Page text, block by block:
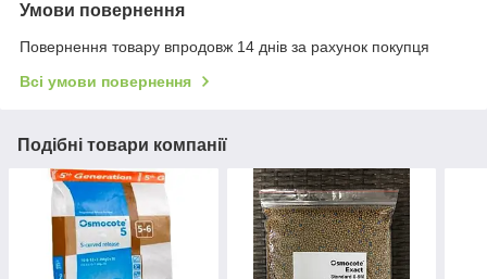
Умови повернення
Повернення товару впродовж 14 днів за рахунок покупця
Всі умови повернення
Подібні товари компанії